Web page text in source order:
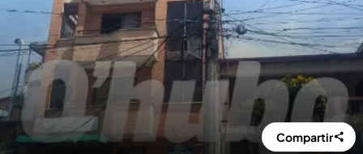
Compartir